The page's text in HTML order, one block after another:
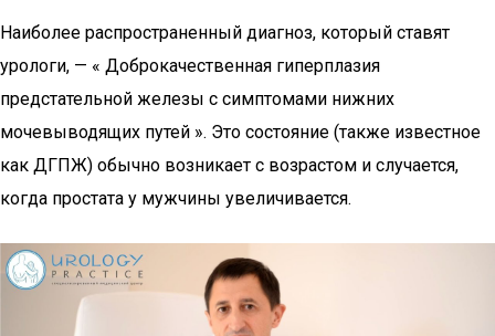
Наиболее распространенный диагноз, который ставят
урологи, — « Доброкачественная гиперплазия
предстательной железы с симптомами нижних
мочевыводящих путей ». Это состояние (также известное
как ДГПЖ) обычно возникает с возрастом и случается,
когда простата у мужчины увеличивается.